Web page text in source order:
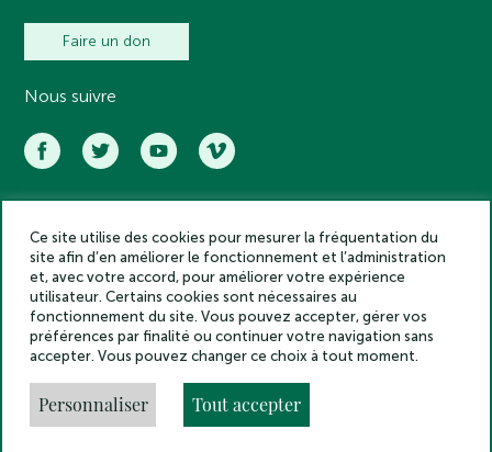
Faire un don
Nous suivre
Académie des inscriptions et belles lettres – Tous droits réservés
2025
Politique de confidentialité
Mentions légales
Crédits
Gestion des cookies
Made by
Ce site utilise des cookies pour mesurer la fréquentation du
site afin d’en améliorer le fonctionnement et l’administration
et, avec votre accord, pour améliorer votre expérience
utilisateur. Certains cookies sont nécessaires au
fonctionnement du site. Vous pouvez accepter, gérer vos
préférences par finalité ou continuer votre navigation sans
accepter. Vous pouvez changer ce choix à tout moment.
Personnaliser Tout accepter